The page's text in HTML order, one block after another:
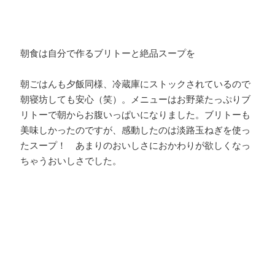
朝食は自分で作るブリトーと絶品スープを
朝ごはんも夕飯同様、冷蔵庫にストックされているので
朝寝坊しても安心（笑）。メニューはお野菜たっぷりブ
リトーで朝からお腹いっぱいになりました。ブリトーも
美味しかったのですが、感動したのは淡路玉ねぎを使っ
たスープ！ あまりのおいしさにおかわりが欲しくなっ
ちゃうおいしさでした。